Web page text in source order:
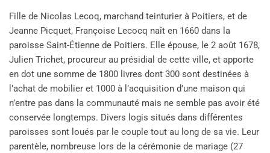
Fille de Nicolas Lecoq, marchand teinturier à Poitiers, et de
Jeanne Picquet, Françoise Lecocq naît en 1660 dans la
paroisse Saint-Étienne de Poitiers. Elle épouse, le 2 août 1678,
Julien Trichet, procureur au présidial de cette ville, et apporte
en dot une somme de 1800 livres dont 300 sont destinées à
l’achat de mobilier et 1000 à l’acquisition d’une maison qui
n’entre pas dans la communauté mais ne semble pas avoir été
conservée longtemps. Divers logis situés dans différentes
paroisses sont loués par le couple tout au long de sa vie. Leur
parentèle, nombreuse lors de la cérémonie de mariage (27